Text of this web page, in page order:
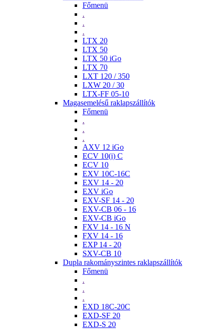
Főmenü
.
.
.
LTX 20
LTX 50
LTX 50 iGo
LTX 70
LXT 120 / 350
LXW 20 / 30
LTX-FF 05-10
Magasemelésű raklapszállítók
Főmenü
.
.
.
AXV 12 iGo
ECV 10(i) C
ECV 10
EXV 10C-16C
EXV 14 - 20
EXV iGo
EXV-SF 14 - 20
EXV-CB 06 - 16
EXV-CB iGo
FXV 14 - 16 N
FXV 14 - 16
EXP 14 - 20
SXV-CB 10
Dupla rakományszintes raklapszállítók
Főmenü
.
.
.
EXD 18C-20C
EXD-SF 20
EXD-S 20